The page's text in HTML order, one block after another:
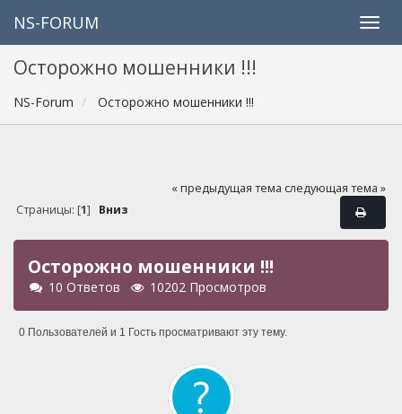
NS-FORUM
Осторожно мошенники !!!
NS-Forum Осторожно мошенники !!!
« предыдущая тема следующая тема »
Страницы: [1] Вниз
Осторожно мошенники !!!
10 Ответов 10202 Просмотров
0 Пользователей и 1 Гость просматривают эту тему.